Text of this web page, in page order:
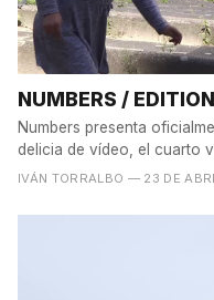
NUMBERS /
Numbers presenta
delicia de vídeo, el cuarto
IVÁN TORRALBO — 23 DE